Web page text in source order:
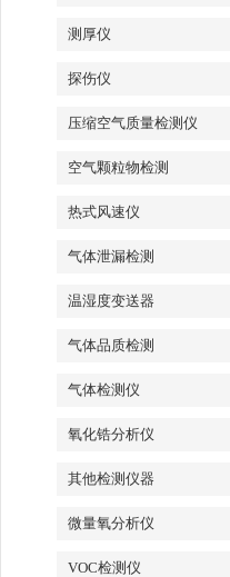
测厚仪
探伤仪
压缩空气质量检测仪
空气颗粒物检测
热式风速仪
气体泄漏检测
温湿度变送器
气体品质检测
气体检测仪
氧化锆分析仪
其他检测仪器
微量氧分析仪
VOC检测仪